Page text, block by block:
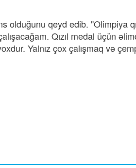
olduğunu qeyd edib. "Olimpiya
Qızıl medal üçün
Yalnız çox çalışmaq və